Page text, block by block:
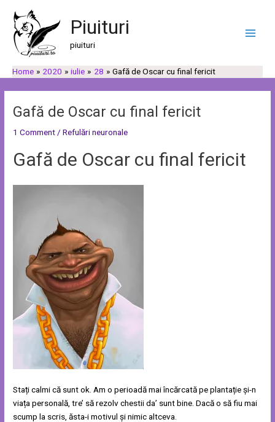
content
Piuituri
piuituri
Menu
Home 2020 iulie 28 Gafă de Oscar cu final fericit
Gafă de Oscar cu final fericit
1 Comment/Refulări neuronale
Gafă de Oscar cu final fericit
Stați calmi că sunt ok. Am o perioadă mai încărcată pe plantație și-n
viața personală, tre’ să rezolv chestii da’ sunt bine. Dacă o să fiu mai
scump la scris, ăsta-i motivul și nimic altceva.
navigation
a
u
ă
a
t
g
o
r